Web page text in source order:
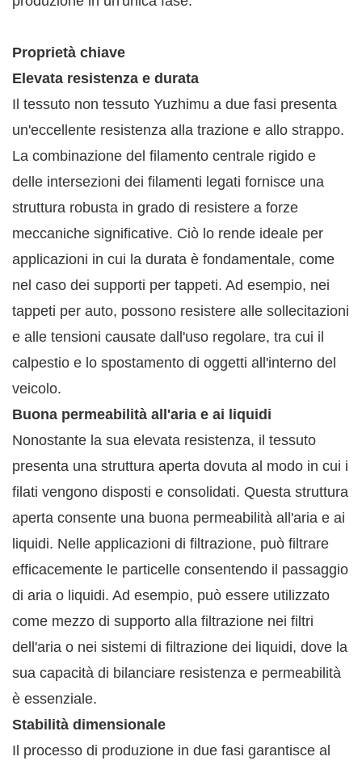
Proprietà chiave
Elevata resistenza e durata
Il tessuto non tessuto Yuzhimu a due fasi presenta
un'eccellente resistenza alla trazione e allo strappo.
La combinazione del filamento centrale rigido e
delle intersezioni dei filamenti legati fornisce una
struttura robusta in grado di resistere a forze
meccaniche significative. Ciò lo rende ideale per
applicazioni in cui la durata è fondamentale, come
nel caso dei supporti per tappeti. Ad esempio, nei
tappeti per auto, possono resistere alle sollecitazioni
e alle tensioni causate dall'uso regolare, tra cui il
calpestio e lo spostamento di oggetti all'interno del
veicolo.
Buona permeabilità all'aria e ai liquidi
Nonostante la sua elevata resistenza, il tessuto
presenta una struttura aperta dovuta al modo in cui i
filati vengono disposti e consolidati. Questa struttura
aperta consente una buona permeabilità all'aria e ai
liquidi. Nelle applicazioni di filtrazione, può filtrare
efficacemente le particelle consentendo il passaggio
di aria o liquidi. Ad esempio, può essere utilizzato
come mezzo di supporto alla filtrazione nei filtri
dell'aria o nei sistemi di filtrazione dei liquidi, dove la
sua capacità di bilanciare resistenza e permeabilità
è essenziale.
Stabilità dimensionale
Il processo di produzione in due fasi garantisce al